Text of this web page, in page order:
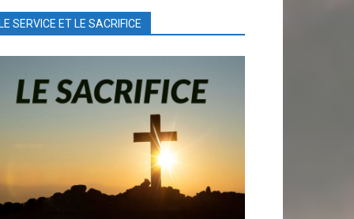
LE SERVICE ET LE SACRIFICE